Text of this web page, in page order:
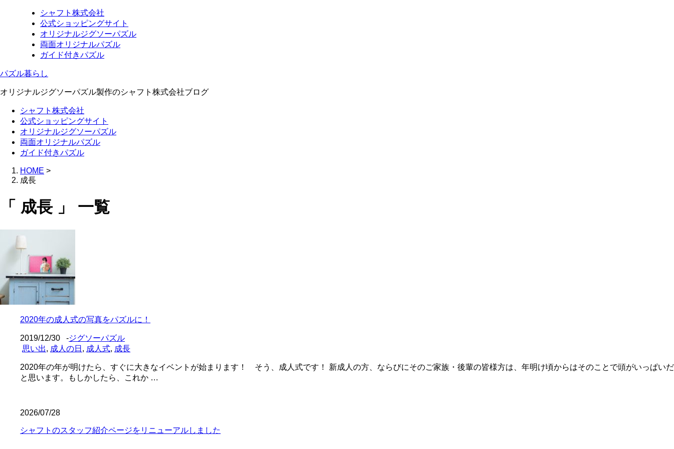
シャフト株式会社
公式ショッピングサイト
オリジナルジグソーパズル
両面オリジナルパズル
ガイド付きパズル
パズル暮らし
オリジナルジグソーパズル製作のシャフト株式会社ブログ
シャフト株式会社
公式ショッピングサイト
オリジナルジグソーパズル
両面オリジナルパズル
ガイド付きパズル
HOME >
成長
「 成長 」 一覧
2020年の成人式の写真をパズルに！
2019/12/30 -ジグソーパズル
思い出, 成人の日 , 成人式, 成長
2020年の年が明けたら、すぐに大きなイベントが始まります！ そう、成人式です！ 新成人の方、ならびにそのご家族・後輩の皆様方は、年明け頃からはそのことで頭がいっぱいだ
と思います。もしかしたら、これか …
2026/07/28
シャフトのスタッフ紹介ページをリニューアルしました